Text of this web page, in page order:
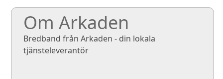
Om Arkaden
Bredband från Arkaden - din lokala
tjänsteleverantör